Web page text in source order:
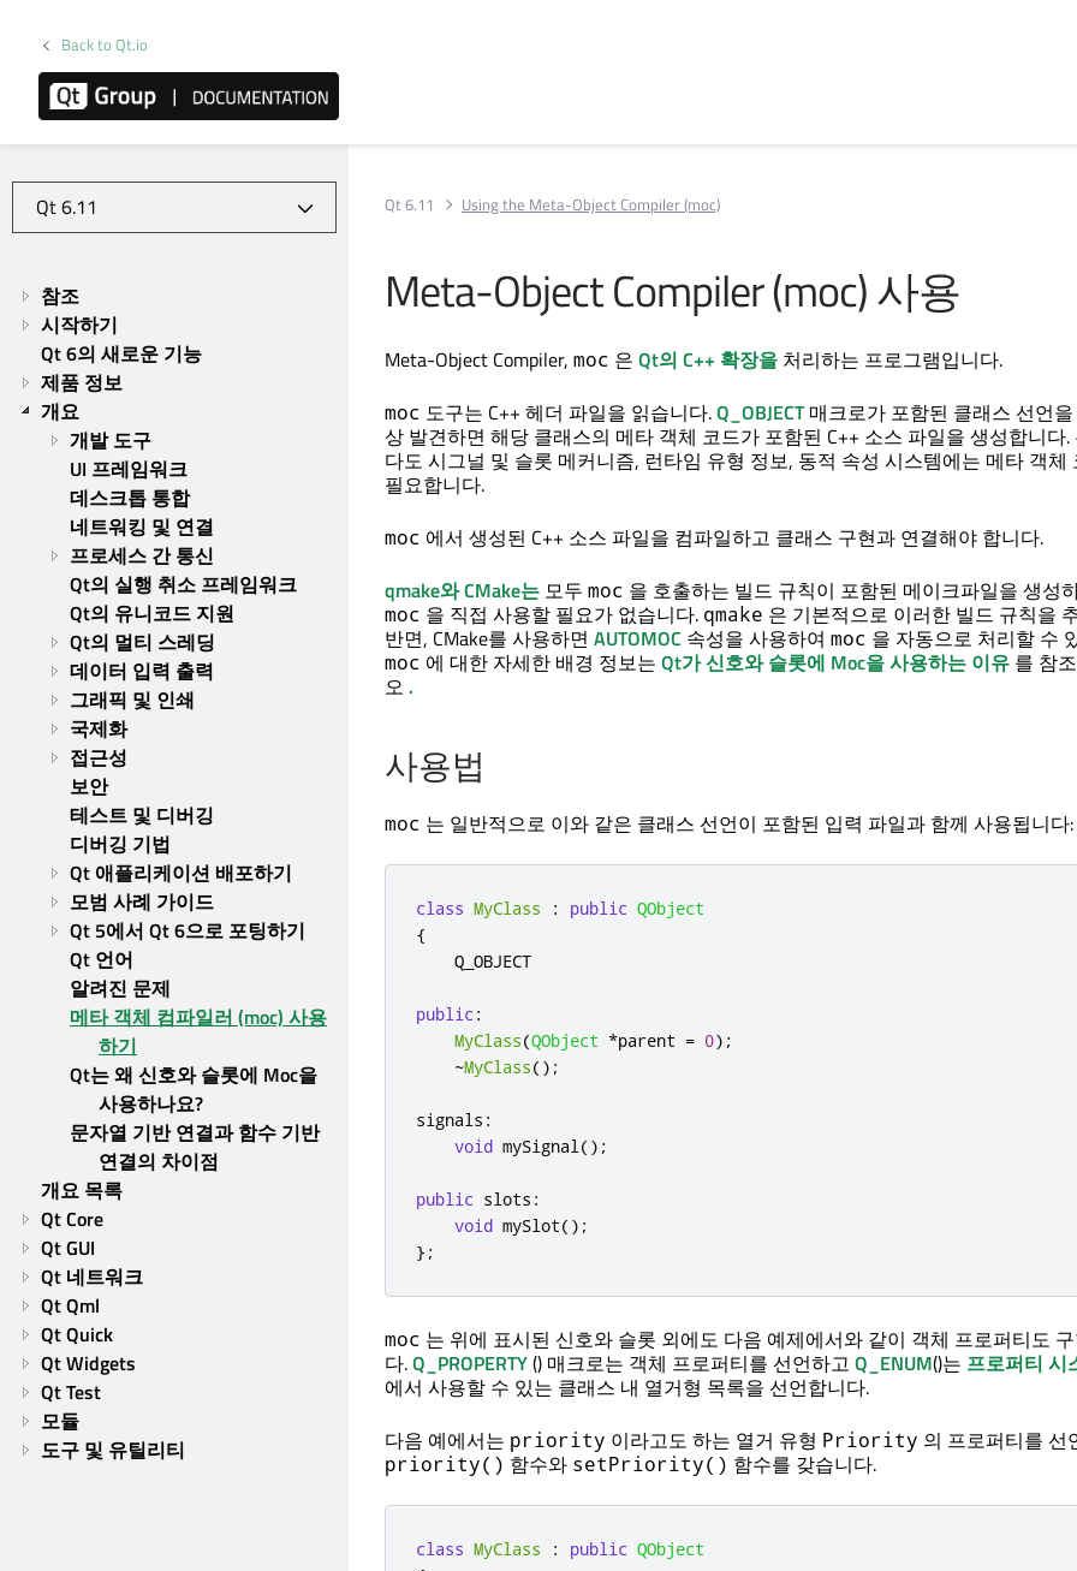
Back to Qt.io
참조
시작하기
Qt 6의 새로운 기능
제품 정보
개요
개발 도구
UI 프레임워크
데스크톱 통합
네트워킹 및 연결
프로세스 간 통신
Qt의 실행 취소 프레임워크
Qt의 유니코드 지원
Qt의 멀티 스레딩
데이터 입력 출력
그래픽 및 인쇄
국제화
접근성
보안
테스트 및 디버깅
디버깅 기법
Qt 애플리케이션 배포하기
모범 사례 가이드
Qt 5에서 Qt 6으로 포팅하기
Qt 언어
알려진 문제
메타 객체 컴파일러 (moc) 사용
하기
Qt는 왜 신호와 슬롯에 Moc을
사용하나요?
문자열 기반 연결과 함수 기반
연결의 차이점
개요 목록
Qt Core
Qt GUI
Qt 네트워크
Qt Qml
Qt Quick
Qt Widgets
Qt Test
모듈
도구 및 유틸리티
Qt 6.11 Using the Meta-Object Compiler (moc)
Meta-Object Compiler(moc) 사용
Meta-Object Compiler, moc 은 Qt의 C++ 확장을 처리하는 프로그램입니다.
moc 도구는 C++ 헤더 파일을 읽습니다.Q_OBJECT매크로가 포함된 클래스 선언을
상 발견하면 해당 클래스의 메타 객체 코드가 포함된 C++ 소스 파일을 생성합니다.
다도 시그널 및 슬롯 메커니즘, 런타임 유형 정보, 동적 속성 시스템에는 메타 객체
필요합니다.
moc 에서 생성된 C++ 소스 파일을 컴파일하고 클래스 구현과 연결해야 합니다.
qmake와CMake는 모두 moc 을 호출하는 빌드 규칙이 포함된 메이크파일을 생성
moc 을 직접 사용할 필요가 없습니다. qmake 은 기본적으로 이러한 빌드 규칙을
반면, CMake를 사용하면 AUTOMOC 속성을 사용하여 moc 을 자동으로 처리할 수
moc 에 대한 자세한 배경 정보는 Qt가 신호와 슬롯에 Moc을 사용하는 이유 를 참
오 .
사용법
moc 는 일반적으로 이와 같은 클래스 선언이 포함된 입력 파일과 함께 사용됩니다:
class MyClass : public QObject
{
    Q_OBJECT
public :
MyClass(QObject *parent = 0);
~MyClass();
signals :
void mySignal();
public slots :
void mySlot();
};
moc 는 위에 표시된 신호와 슬롯 외에도 다음 예제에서와 같이 객체 프로퍼티도
다.Q_PROPERTY() 매크로는 객체 프로퍼티를 선언하고 Q_ENUM()는 프로퍼티 시
에서 사용할 수 있는 클래스 내 열거형 목록을 선언합니다.
다음 예에서는 priority 이라고도 하는 열거 유형 Priority 의 프로퍼티를 선
priority() 함수와 setPriority() 함수를 갖습니다.
class MyClass : public QObject